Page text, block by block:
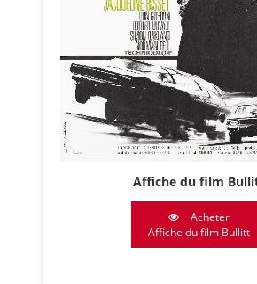
Affiche du film
Acheter
Affiche du film Bullitt